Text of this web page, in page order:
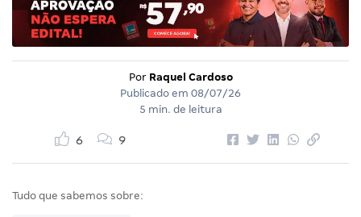
Por Raquel Cardoso
Publicado em 08/07/26
5 min. de leitura
6 9
Tudo que sabemos sobre: